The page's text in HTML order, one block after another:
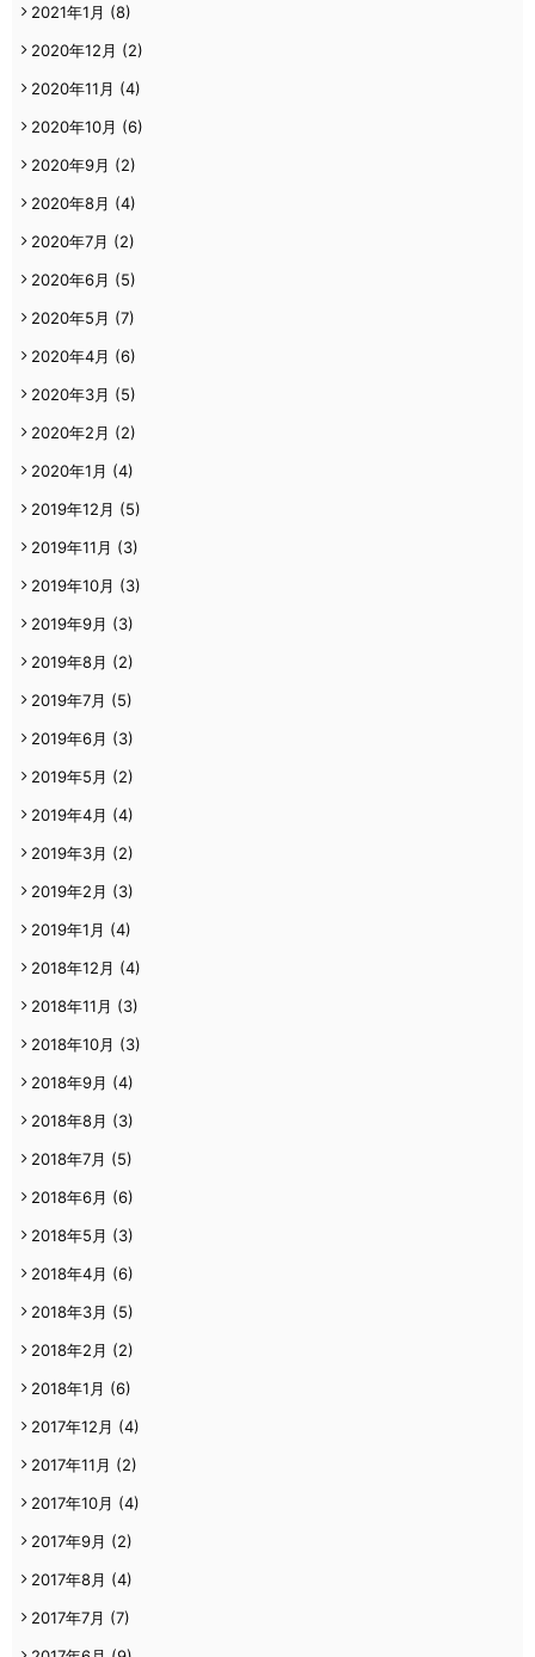
2021年1月 (8)
2020年12月 (2)
2020年11月 (4)
2020年10月 (6)
2020年9月 (2)
2020年8月 (4)
2020年7月 (2)
2020年6月 (5)
2020年5月 (7)
2020年4月 (6)
2020年3月 (5)
2020年2月 (2)
2020年1月 (4)
2019年12月 (5)
2019年11月 (3)
2019年10月 (3)
2019年9月 (3)
2019年8月 (2)
2019年7月 (5)
2019年6月 (3)
2019年5月 (2)
2019年4月 (4)
2019年3月 (2)
2019年2月 (3)
2019年1月 (4)
2018年12月 (4)
2018年11月 (3)
2018年10月 (3)
2018年9月 (4)
2018年8月 (3)
2018年7月 (5)
2018年6月 (6)
2018年5月 (3)
2018年4月 (6)
2018年3月 (5)
2018年2月 (2)
2018年1月 (6)
2017年12月 (4)
2017年11月 (2)
2017年10月 (4)
2017年9月 (2)
2017年8月 (4)
2017年7月 (7)